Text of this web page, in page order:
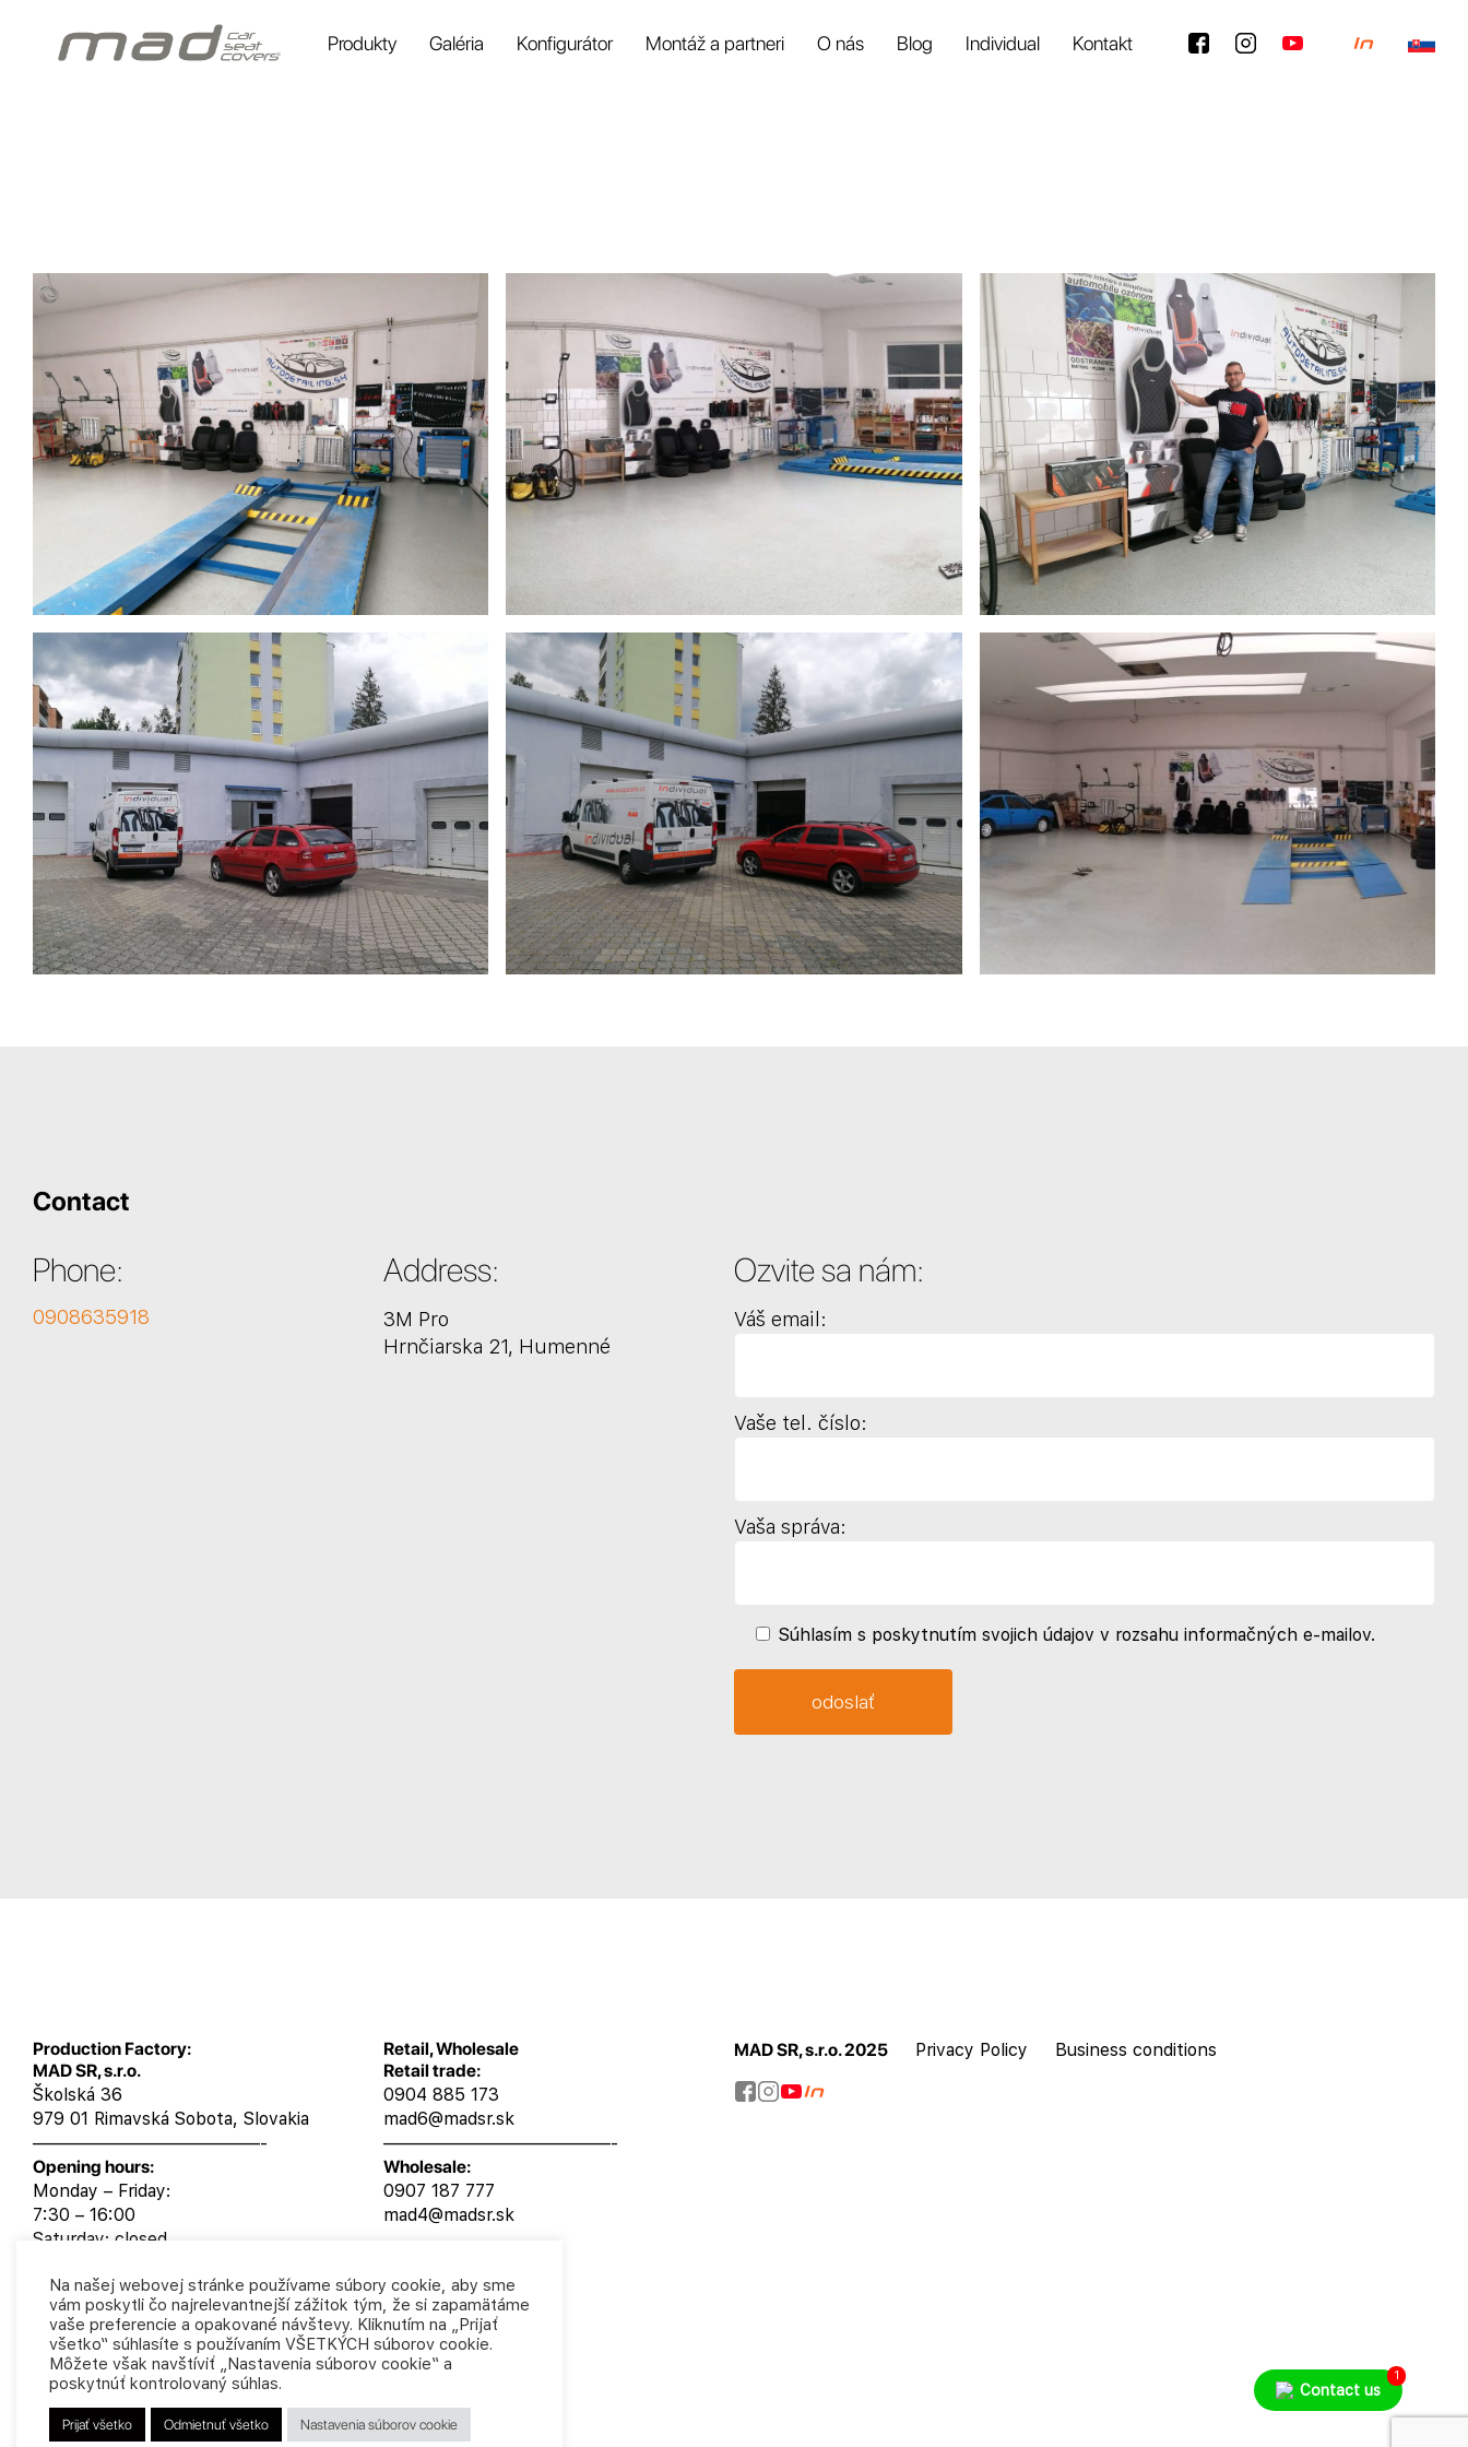
Produkty Galéria Konfigurátor Montáž a partneri O nás Blog Individual Kontakt
Contact
Phone:
0908635918
Address:
3M Pro
Hrnčiarska 21, Humenné
Ozvite sa nám:
Váš email:
Vaše tel. číslo:
Vaša správa:
Súhlasím s poskytnutím svojich údajov v rozsahu informačných e-mailov.
Production Factory:
MAD SR, s.r.o.
Školská 36
979 01 Rimavská Sobota, Slovakia
—————————————-
Opening hours:
Monday – Friday:
7:30 – 16:00
Saturday: closed
Retail, Wholesale
Retail trade:
0904 885 173
mad6@madsr.sk
—————————————-
Wholesale:
0907 187 777
mad4@madsr.sk
MAD SR, s.r.o. 2025 Privacy Policy Business conditions
Na našej webovej stránke používame súbory cookie, aby sme
vám poskytli čo najrelevantnejší zážitok tým, že si zapamätáme
vaše preferencie a opakované návštevy. Kliknutím na „Prijať
všetko“ súhlasíte s používaním VŠETKÝCH súborov cookie.
Môžete však navštíviť „Nastavenia súborov cookie“ a
poskytnúť kontrolovaný súhlas.
Prijať všetko Odmietnuť všetko Nastavenia súborov cookie
Contact us
1